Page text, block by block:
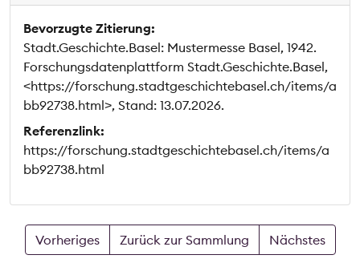
Bevorzugte Zitierung:
Stadt.Geschichte.Basel: Mustermesse Basel, 1942.
Forschungsdatenplattform Stadt.Geschichte.Basel,
<https://forschung.stadtgeschichtebasel.ch/items/a
bb92738.html>, Stand: 13.07.2026.
Referenzlink:
https://forschung.stadtgeschichtebasel.ch/items/a
bb92738.html
Vorheriges Zurück zur Sammlung Nächstes